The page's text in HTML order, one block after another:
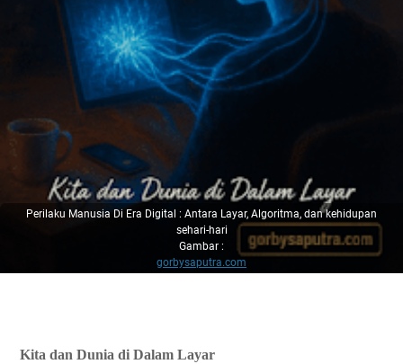
Perilaku Manusia Di Era Digital : Antara Layar, Algoritma, dan kehidupan
sehari-hari
Gambar :
gorbysaputra.com
Kita dan Dunia di Dalam Layar